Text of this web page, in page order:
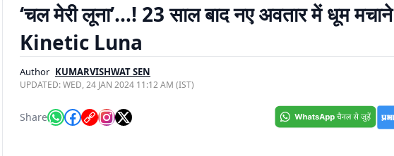
‘चल मेरी लूना’…! 23 साल बाद नए अवतार में धूम
Kinetic Luna
Author KUMARVISHWAT SEN
UPDATED:WED, 24 JAN 2024 11:12 AM (IST)
Share